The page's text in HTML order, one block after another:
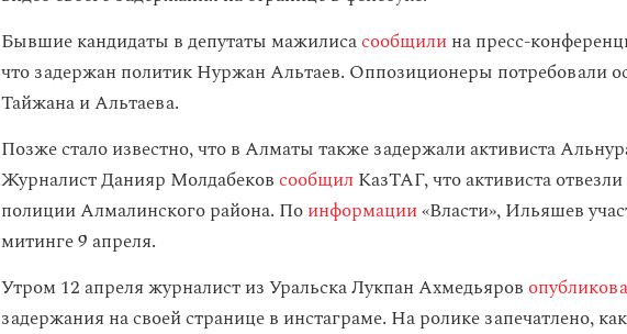
Бывшие кандидаты в депутаты мажилисасообщилина пресс-
что задержан политик Нуржан Альтаев. Оппозиционеры потребовали
Тайжана и Альтаева.
Позже стало известно, что в Алматы также задержали активиста
Журналист Данияр Молдабековсообщил КазТАГ, что активиста
полиции Алмалинского района. Поинформации«Власти», Ильяшев
митинге 9 апреля.
Утром 12 апреля журналист из Уральска Лукпан Ахмедьяров
задержания на своей странице в инстаграме. На ролике запечатлено,